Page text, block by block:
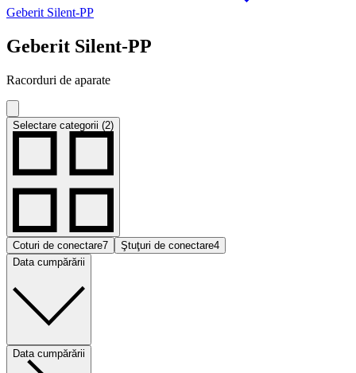
Geberit Silent-PP
Geberit Silent-PP
Racorduri de aparate
Selectare categorii (2)
Coturi de conectare7 Ştuţuri de conectare4
Data cumpărării
Data cumpărării